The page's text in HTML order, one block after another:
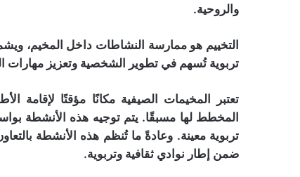
والروحية.
التخييم هو ممارسة النشاطات داخل المخيم،
تربوية تُسهم في تطوير الشخصية وتعزيز مهارات
تعتبر المخيمات الصيفية مكانًا مؤقتًا لإقامة
المخطط لها مسبقًا. يتم توجيه هذه الأنشطة
تربوية معينة. وعادةً ما تُنظم هذه الأنشطة
ضمن إطار نوادي ثقافية وتربوية.